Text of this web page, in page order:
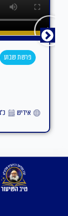
פרשת שבוע
אידיש